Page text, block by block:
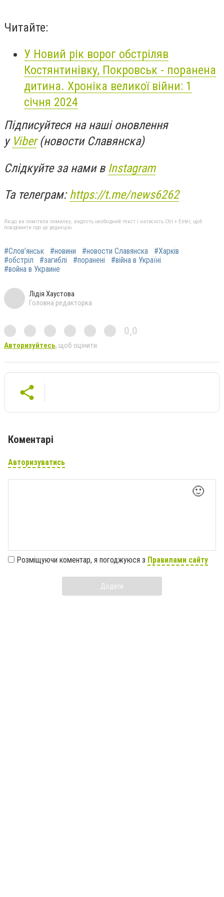
Читайте:
У Новий рік ворог обстріляв
Костянтинівку, Покровськ - поранена
дитина. Хроніка великої війни: 1
січня 2024
Підписуйтеся на наші оновлення
у Viber(новости Славянска)
Слідкуйте за нами в Instagram
Та телеграм:https://t.me/news6262
Якщо ви помітили помилку, виділіть необхідний текст і натисніть Ctrl + Enter, щоб
повідомити про це редакцію
#Слов’янськ #новини #новости Славянска
#Харків
#обстріл
#загиблі #поранені
#війна в Україні
#война в Украине
Лідія Хаустова
Головна редакторка
0,0
Авторизуйтесь, щоб оцінити
Коментарі
Авторизуватись
🙂
Розміщуючи коментар, я погоджуюся з Правилами сайту
Додати